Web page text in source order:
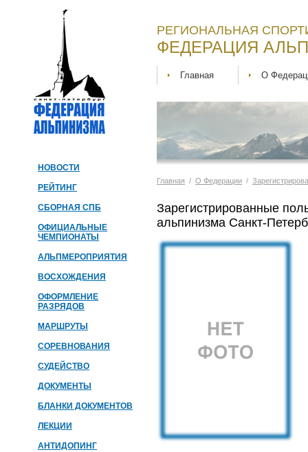
НОВОСТИ
РЕЙТИНГ
СБОРНАЯ СПБ
ОФИЦИАЛЬНЫЕ
ЧЕМПИОНАТЫ
АЛЬПМЕРОПРИЯТИЯ
ВОСХОЖДЕНИЯ
ОФОРМЛЕНИЕ
РАЗРЯДОВ
МАРШРУТЫ
СОРЕВНОВАНИЯ
СУДЕЙСТВО
ДОКУМЕНТЫ
БЛАНКИ ДОКУМЕНТОВ
ЛЕКЦИИ
АНТИДОПИНГ
РЕГИОНАЛЬНАЯ
ФЕДЕРАЦИЯ
Главная О
Главная / О Федерации /
Зарегистрированные
альпинизма Санкт-